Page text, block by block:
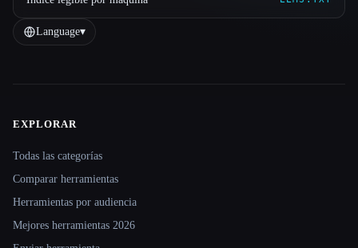
Language▾
EXPLORAR
Todas las categorías
Comparar herramientas
Herramientas por audiencia
Mejores herramientas 2026